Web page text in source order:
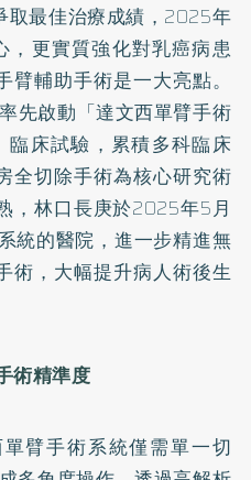
取最佳治療成績，2025年
更實質強化對乳癌病患
輔助手術是一大亮點。
先啟動「達文西單臂手術
臨床試驗，累積多科臨床
全切除手術為核心研究術
，林口長庚於2025年5月
統的醫院，進一步精進無
術，大幅提升病人術後生
術精準度
臂手術系統僅需單一切